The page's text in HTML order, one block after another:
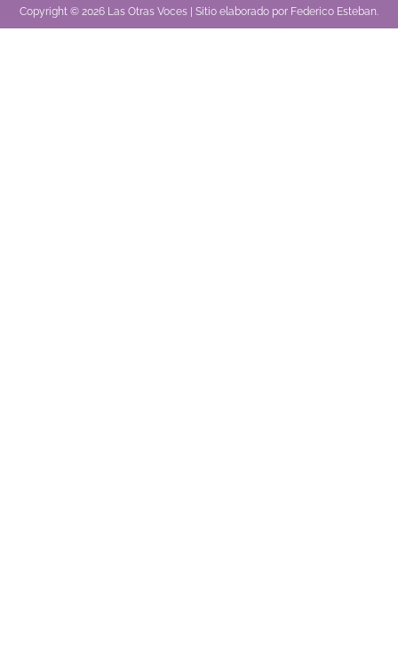
Copyright © 2026 Las Otras Voces | Sitio elaborado por Federico Esteban.